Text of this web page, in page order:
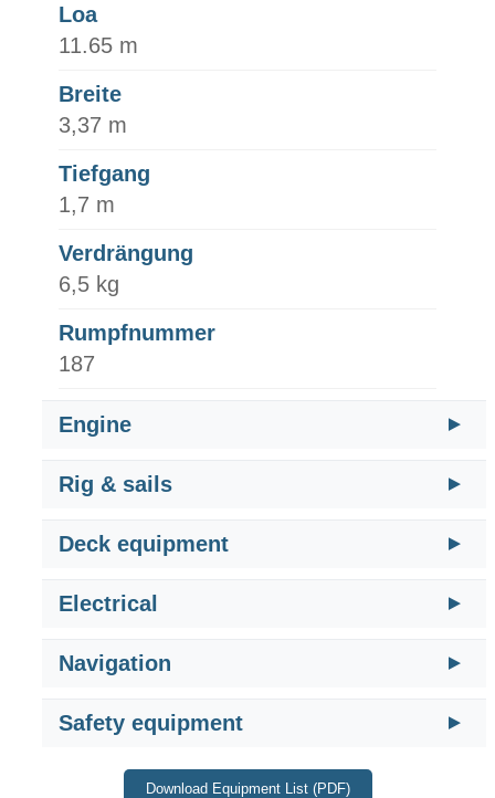
Loa
11.65 m
Breite
3,37 m
Tiefgang
1,7 m
Verdrängung
6,5 kg
Rumpfnummer
187
Engine
Rig & sails
Deck equipment
Electrical
Navigation
Safety equipment
Download Equipment List (PDF)